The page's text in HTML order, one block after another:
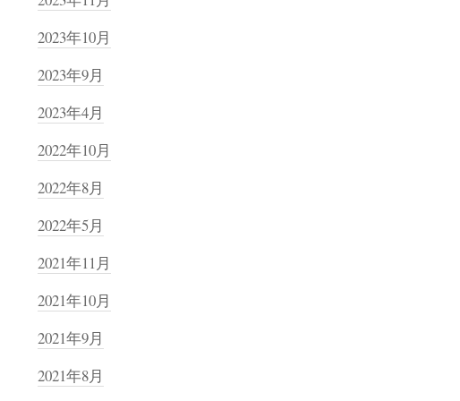
2023年10月
2023年9月
2023年4月
2022年10月
2022年8月
2022年5月
2021年11月
2021年10月
2021年9月
2021年8月